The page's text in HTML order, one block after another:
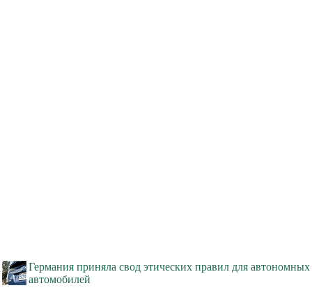
Германия приняла свод этических правил для автономных
автомобилей